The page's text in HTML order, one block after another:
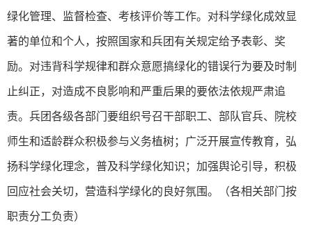
绿化管理、监督检查、考核评价等工作。对科学绿化成效显
著的单位和个人，按照国家和兵团有关规定给予表彰、奖
励。对违背科学规律和群众意愿搞绿化的错误行为要及时制
止纠正，对造成不良影响和严重后果的要依法依规严肃追
责。兵团各级各部门要组织号召干部职工、部队官兵、院校
师生和适龄群众积极参与义务植树；广泛开展宣传教育，弘
扬科学绿化理念，普及科学绿化知识；加强舆论引导，积极
回应社会关切，营造科学绿化的良好氛围。（各相关部门按
职责分工负责）